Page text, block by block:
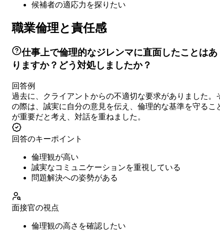
候補者の適応力を探りたい
職業倫理と責任感
仕事上で倫理的なジレンマに直面したことはあ
りますか？どう対処しましたか？
回答例
過去に、クライアントからの不適切な要求がありました。
の際は、誠実に自分の意見を伝え、倫理的な基準を守るこ
が重要だと考え、対話を重ねました。
回答のキーポイント
倫理観が高い
誠実なコミュニケーションを重視している
問題解決への姿勢がある
面接官の視点
倫理観の高さを確認したい